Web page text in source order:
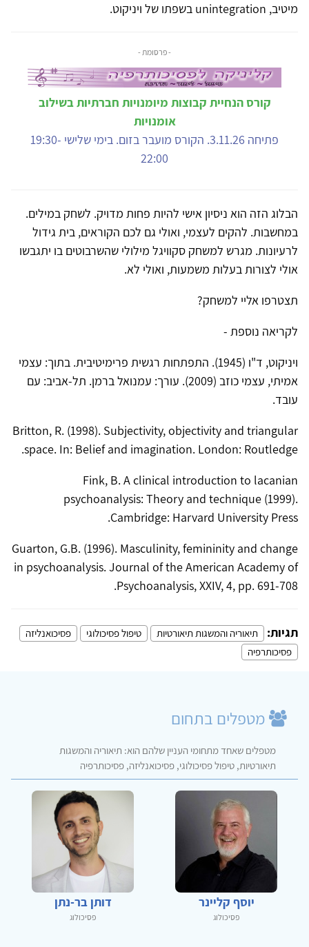
מיטיב, unintegration בשפתו של ויניקוט.
- פרסומת -
קורס הנחיית קבוצות מיומנויות חברתיות בשילוב
אומנויות
פתיחה 3.11.26. הקורס מועבר בזום. בימי שלישי 19:30-
22:00
הבלוג הזה הוא ניסיון אישי להיות פחות מדויק. לשחק במילים.
במחשבות. להקים לעצמי, ואולי גם לכם הקוראים, בית גידול
לרעיונות. מגרש למשחק סקוויגל מילולי שהשרבוטים בו יתגבשו
אולי לצורות בעלות משמעות, ואולי לא.
תצטרפו אליי למשחק?
לקריאה נוספת -
ויניקוט, ד"ו (1945). התפתחות רגשית פרימיטיבית. בתוך: עצמי
אמיתי, עצמי כוזב (2009). עורך: עמנואל ברמן. תל-אביב: עם
עובד.
Britton, R. (1998). Subjectivity, objectivity and triangular
space. In: Belief and imagination. London: Routledge.
Fink, B. A clinical introduction to lacanian
psychoanalysis: Theory and technique (1999).
Cambridge: Harvard University Press.
Guarton, G.B. (1996). Masculinity, femininity and change
in psychoanalysis. Journal of the American Academy of
Psychoanalysis, XXIV, 4, pp. 691-708.
תגיות: תיאוריה והמשגות תיאורטיות טיפול פסיכולוגי
פסיכואנליזה
פסיכותרפיה
מטפלים בתחום
מטפלים שאחד מתחומי העניין שלהם הוא: תיאוריה והמשגות
תיאורטיות, טיפול פסיכולוגי, פסיכואנליזה, פסיכותרפיה
יוסף קליינר
פסיכולוג
דותן בר-נתן
פסיכולוג